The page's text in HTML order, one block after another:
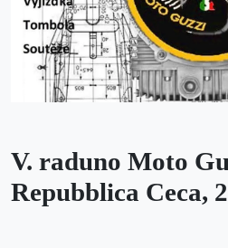
V. raduno Moto
Repubblica Ceca,